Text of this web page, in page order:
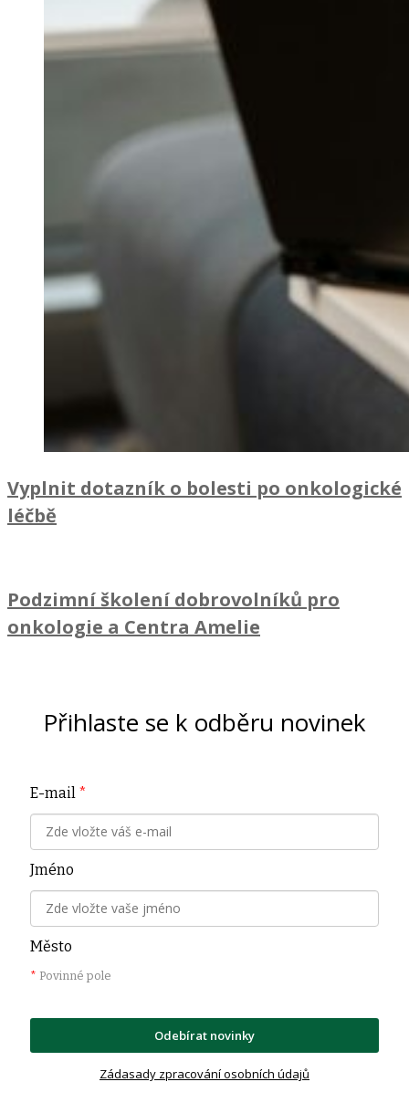
Vyplnit dotazník o bolesti po onkologické
léčbě
Podzimní školení dobrovolníků pro
onkologie a Centra Amelie
Přihlaste se k odběru novinek
E-mail *
Jméno
Město
* Povinné pole
Odebírat novinky
Zádasady zpracování osobních údajů